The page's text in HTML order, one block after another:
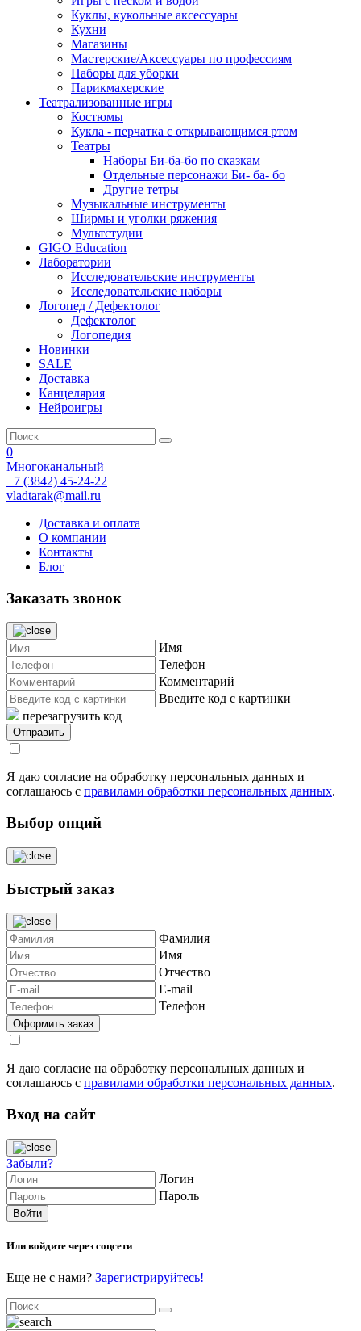
Куклы, кукольные аксессуары
Кухни
Магазины
Мастерские/Аксессуары по профессиям
Наборы для уборки
Парикмахерские
Театрализованные игры
Костюмы
Кукла - перчатка с открывающимся ртом
Театры
Наборы Би-ба-бо по сказкам
Отдельные персонажи Би- ба- бо
Другие тетры
Музыкальные инструменты
Ширмы и уголки ряжения
Мультстудии
GIGO Education
Лаборатории
Исследовательские инструменты
Исследовательские наборы
Логопед / Дефектолог
Дефектолог
Логопедия
Новинки
SALE
Доставка
Канцелярия
Нейроигры
0
Многоканальный
+7 (3842) 45-24-22
vladtarak@mail.ru
Доставка и оплата
О компании
Контакты
Блог
Заказать звонок
Имя
Телефон
Комментарий
Введите код с картинки
перезагрузить код
Я даю согласие на обработку персональных данных и
соглашаюсь с правилами обработки персональных данных.
Выбор опций
Быстрый заказ
Фамилия
Имя
Отчество
E-mail
Телефон
Я даю согласие на обработку персональных данных и
соглашаюсь с правилами обработки персональных данных.
Вход на сайт
Забыли?
Логин
Пароль
Или войдите через соцсети
Еще не с нами? Зарегистрируйтесь!